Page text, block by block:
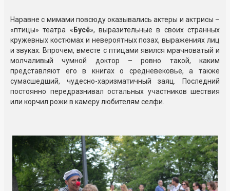
Наравне с мимами повсюду оказывались актеры и актрисы –
«птицы» театра « Бусё», выразительные в своих странных
кружевных костюмах и невероятных позах, выражениях лиц
и звуках. Впрочем, вместе с птицами явился мрачноватый и
молчаливый чумной доктор – ровно такой, каким
представляют его в книгах о средневековье, а также
сумасшедший, чудесно-харизматичный заяц. Последний
постоянно передразнивал остальных участников шествия
или корчил рожи в камеру любителям селфи.